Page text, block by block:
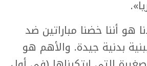
هو أننا خضنا مباراتين ضد
بدنية جيدة. والأهم هو